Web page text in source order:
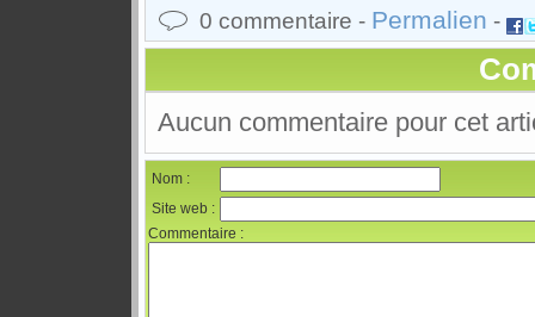
0 commentaire - Permalien -
Aucun commentaire pour cet
Nom :
Site web :
Commentaire :